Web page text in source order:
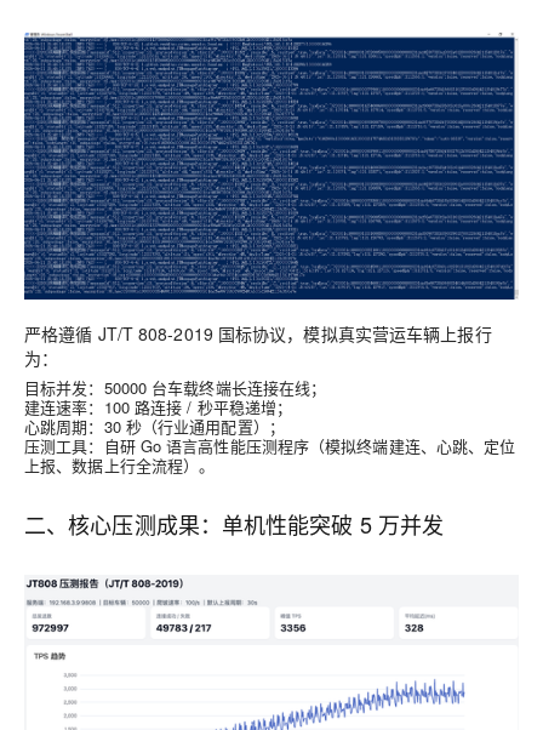
严格遵循 JT/T 808-2019 国标协议，模拟真实营运车辆上报行
为：
目标并发：50000 台车载终端长连接在线；
建连速率：100 路连接 / 秒平稳递增；
心跳周期：30 秒（行业通用配置）；
压测工具：自研 Go 语言高性能压测程序（模拟终端建连、心跳、定位
上报、数据上行全流程）。
二、核心压测成果：单机性能突破 5 万并发